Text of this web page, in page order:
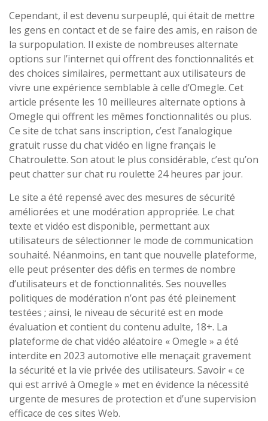
Cependant, il est devenu surpeuplé, qui était de mettre
les gens en contact et de se faire des amis, en raison de
la surpopulation. Il existe de nombreuses alternate
options sur l’internet qui offrent des fonctionnalités et
des choices similaires, permettant aux utilisateurs de
vivre une expérience semblable à celle d’Omegle. Cet
article présente les 10 meilleures alternate options à
Omegle qui offrent les mêmes fonctionnalités ou plus.
Ce site de tchat sans inscription, c’est l’analogique
gratuit russe du chat vidéo en ligne français le
Chatroulette. Son atout le plus considérable, c’est qu’on
peut chatter sur chat ru roulette 24 heures par jour.
Le site a été repensé avec des mesures de sécurité
améliorées et une modération appropriée. Le chat
texte et vidéo est disponible, permettant aux
utilisateurs de sélectionner le mode de communication
souhaité. Néanmoins, en tant que nouvelle plateforme,
elle peut présenter des défis en termes de nombre
d’utilisateurs et de fonctionnalités. Ses nouvelles
politiques de modération n’ont pas été pleinement
testées ; ainsi, le niveau de sécurité est en mode
évaluation et contient du contenu adulte, 18+. La
plateforme de chat vidéo aléatoire « Omegle » a été
interdite en 2023 automotive elle menaçait gravement
la sécurité et la vie privée des utilisateurs. Savoir « ce
qui est arrivé à Omegle » met en évidence la nécessité
urgente de mesures de protection et d’une supervision
efficace de ces sites Web.